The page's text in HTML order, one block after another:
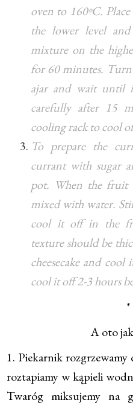
oven to 160ºC.
the lower level
mixture on the
for 60 minutes. Turn
ajar and wait until
carefully after 15
cooling rack to cool
To prepare the
currant with sugar
pot. When the fruit
mixed with water.
cool it off in the
texture should be
cheesecake and
cool it off 2-3 hours
A oto
1. Piekarnik
roztapiamy w kąpieli
Twaróg miksujemy na